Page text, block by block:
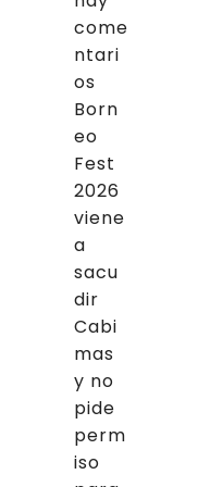
come
ntari
os
Born
eo
Fest
2026
viene
a
sacu
dir
Cabi
mas
y no
pide
perm
iso